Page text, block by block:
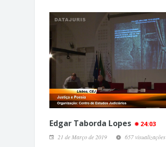
Edgar Taborda Lopes 24:03
21 de Março de 2019 657 visualizações